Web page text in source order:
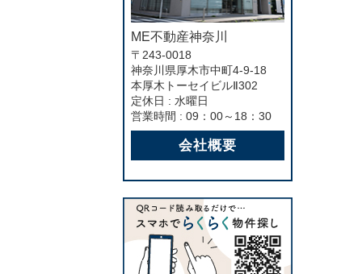
ME不動産神奈川
〒243-0018
神奈川県厚木市中町4-9-18
本厚木トーセイビルⅡ302
定休日 : 水曜日
営業時間 : 09：00～18：30
会社概要